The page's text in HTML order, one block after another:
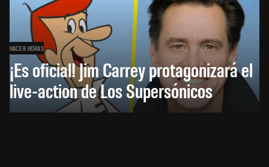
HACE 8 HORAS
¡Es oficial! Jim Carrey protagonizará el
live-action de Los Supersónicos